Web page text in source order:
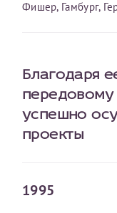
Фишер, Гамбург,
Благодаря
успешно
проекты
1995
конфиденциальности